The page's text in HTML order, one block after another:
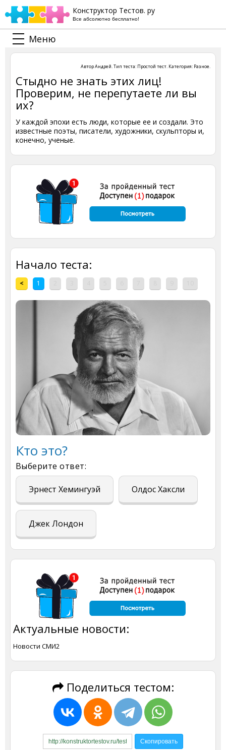
Конструктор Тестов. ру
Все абсолютно бесплатно!
Меню
АвторАндрей. Тип теста: Простой тест. Категория: Разное.
Стыдно не знать этих лиц!
Проверим, не перепутаете ли вы
их?
У каждой эпохи есть люди, которые ее и создали. Это
известные поэты, писатели, художники, скульпторы и,
конечно, ученые.
Начало теста:
< 1
Кто это?
Выберите ответ:
Эрнест Хемингуэй Олдос Хаксли
Джек Лондон
Актуальные новости:
Новости СМИ2
Поделиться тестом: